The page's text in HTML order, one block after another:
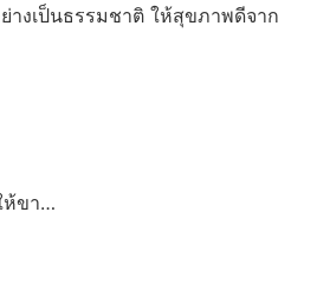
างเป็นธรรมชาติ ให้สุขภาพดีจาก
ห้ขา…